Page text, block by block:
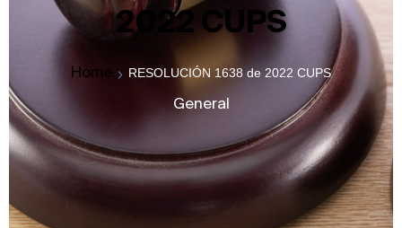
2022 CUPS
Home RESOLUCIÓN 1638 de 2022 CUPS
General